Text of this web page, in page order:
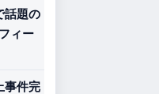
話題の
ィー
事件完